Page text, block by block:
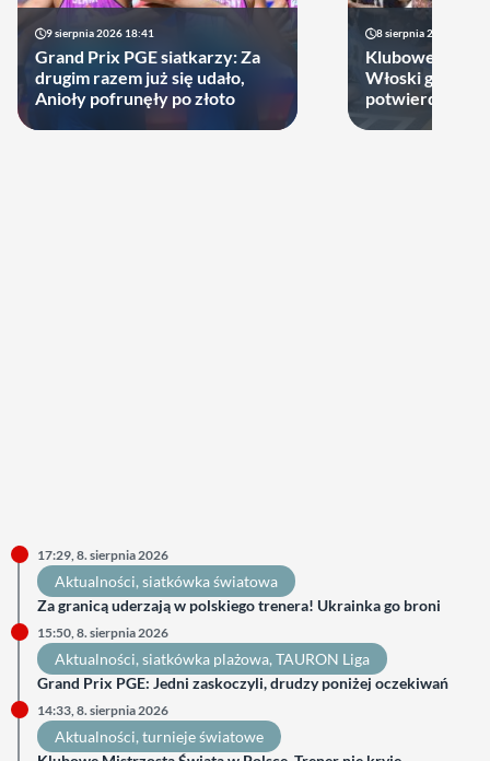
9 sierpnia 2026 18:41
Grand Prix PGE siatkarzy: Za
drugim razem już się udało,
Anioły pofrunęły po złoto
8 sierpnia 2026 21:46
Klubowe
Włoski gigant
potwierdził
17:29, 8. sierpnia 2026
Aktualności, siatkówka światowa
Za granicą uderzają w polskiego trenera! Ukrainka go broni
15:50, 8. sierpnia 2026
Aktualności, siatkówka plażowa, TAURON Liga
Grand Prix PGE: Jedni zaskoczyli, drudzy poniżej oczekiwań
14:33, 8. sierpnia 2026
Aktualności, turnieje światowe